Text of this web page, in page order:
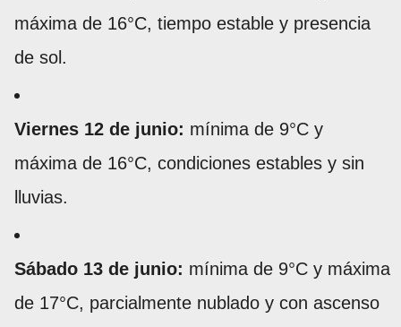
máxima de 16°C, tiempo estable y presencia
de sol.
Viernes 12 de junio: mínima de 9°C y
máxima de 16°C, condiciones estables y sin
lluvias.
Sábado 13 de junio: mínima de 9°C y máxima
de 17°C, parcialmente nublado y con ascenso